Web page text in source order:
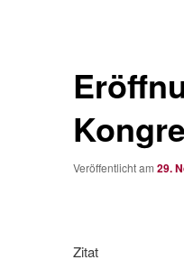
Veröffentlicht am 29.
Zitat